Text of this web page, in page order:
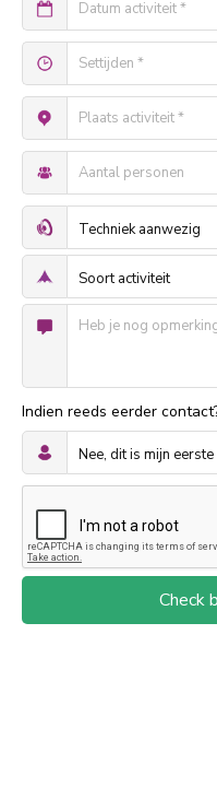
Indien reeds eerder
Check